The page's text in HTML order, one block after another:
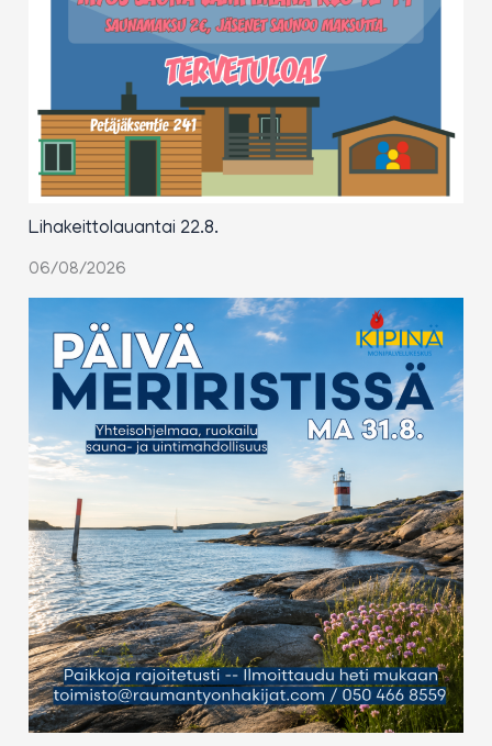
Lihakeittolauantai 22.8.
06/08/2026